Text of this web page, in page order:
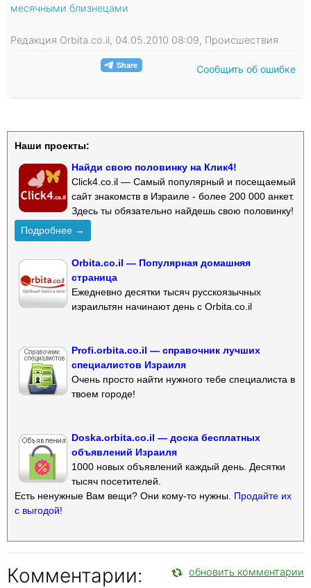
месячными близнецами
Редакция Orbita.co.il, 04.05.2010 08:09, Происшествия
Сообщить об ошибке
Наши проекты:
Найди свою половинку на Клик4!
Click4.co.il — Самый популярный и посещаемый
сайт знакомств в Израиле - более 200 000 анкет.
Здесь ты обязательно найдешь свою половинку!
Подробнее →
Orbita.co.il — Популярная домашняя
страница
Ежедневно десятки тысяч русскоязычных
израильтян начинают день с Orbita.co.il
Profi.orbita.co.il — справочник лучших
специалистов Израиля
Очень просто найти нужного тебе специалиста в
твоем городе!
Doska.orbita.co.il — доска бесплатных
объявлений Израиля
1000 новых объявлений каждый день. Десятки
тысяч посетителей.
Есть ненужные Вам вещи? Они кому-то нужны. Продайте их
с выгодой!
Комментарии: обновить комментарии